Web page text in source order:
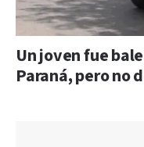
Un joven fue
Paraná, pero no